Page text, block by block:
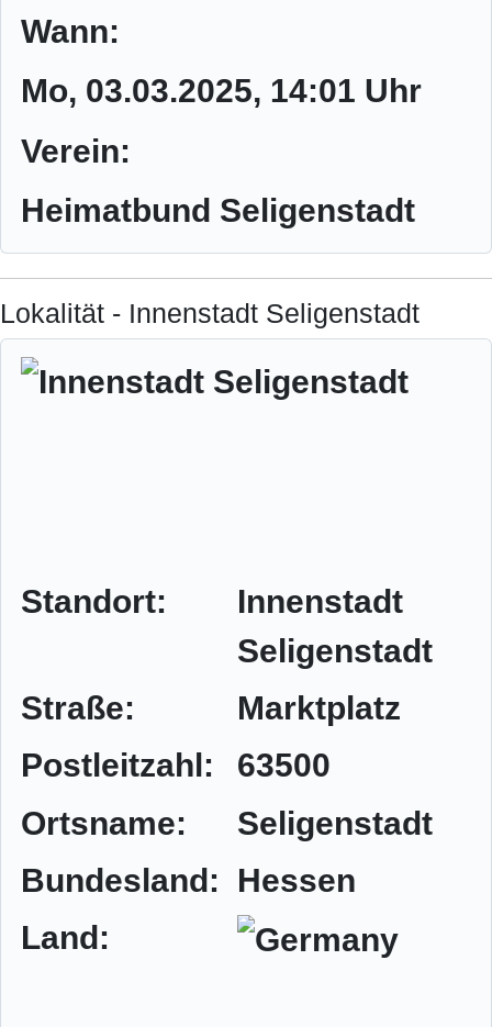
Wann:
Mo, 03.03.2025, 14:01 Uhr
Verein:
Heimatbund Seligenstadt
Lokalität - Innenstadt Seligenstadt
Standort:
Innenstadt
Seligenstadt
Straße:
Marktplatz
Postleitzahl:
63500
Ortsname:
Seligenstadt
Bundesland:
Hessen
Land: